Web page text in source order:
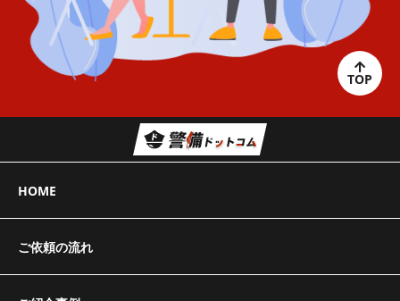
TOP
HOME
ご依頼の流れ